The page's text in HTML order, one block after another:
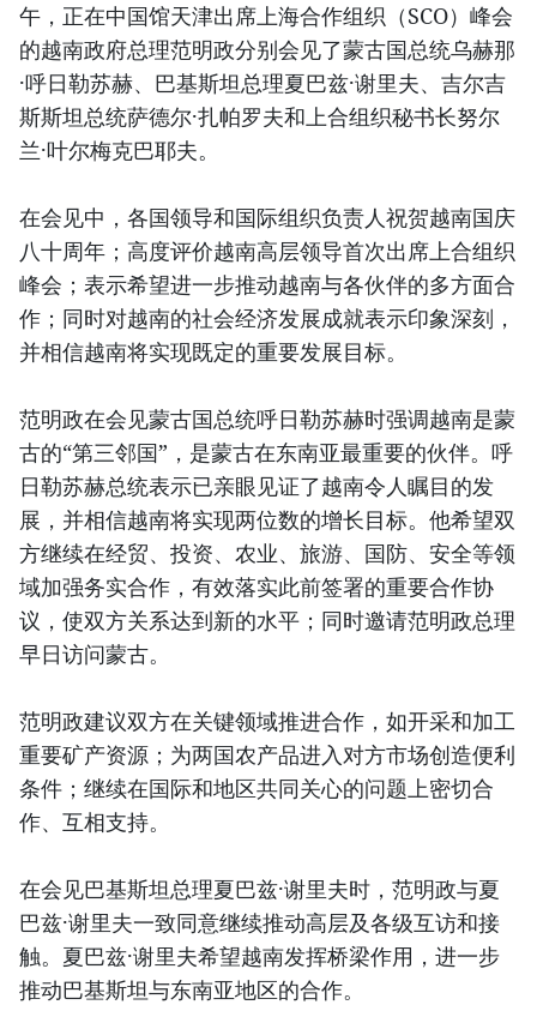
午，正在中国馆天津出席上海合作组织（SCO）峰会
的越南政府总理范明政分别会见了蒙古国总统乌赫那
·呼日勒苏赫、巴基斯坦总理夏巴兹·谢里夫、吉尔吉
斯斯坦总统萨德尔·扎帕罗夫和上合组织秘书长努尔
兰·叶尔梅克巴耶夫。
在会见中，各国领导和国际组织负责人祝贺越南国庆
八十周年；高度评价越南高层领导首次出席上合组织
峰会；表示希望进一步推动越南与各伙伴的多方面合
作；同时对越南的社会经济发展成就表示印象深刻，
并相信越南将实现既定的重要发展目标。
范明政在会见蒙古国总统呼日勒苏赫时强调越南是蒙
古的“第三邻国”，是蒙古在东南亚最重要的伙伴。呼
日勒苏赫总统表示已亲眼见证了越南令人瞩目的发
展，并相信越南将实现两位数的增长目标。他希望双
方继续在经贸、投资、农业、旅游、国防、安全等领
域加强务实合作，有效落实此前签署的重要合作协
议，使双方关系达到新的水平；同时邀请范明政总理
早日访问蒙古。
范明政建议双方在关键领域推进合作，如开采和加工
重要矿产资源；为两国农产品进入对方市场创造便利
条件；继续在国际和地区共同关心的问题上密切合
作、互相支持。
在会见巴基斯坦总理夏巴兹·谢里夫时，范明政与夏
巴兹·谢里夫一致同意继续推动高层及各级互访和接
触。夏巴兹·谢里夫希望越南发挥桥梁作用，进一步
推动巴基斯坦与东南亚地区的合作。